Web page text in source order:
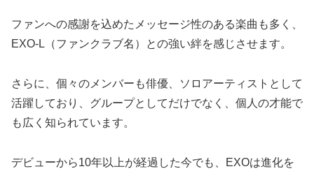
ファンへの感謝を込めたメッセージ性のある楽曲も多く、
EXO-L（ファンクラブ名）との強い絆を感じさせます。
さらに、個々のメンバーも俳優、ソロアーティストとして
活躍しており、グループとしてだけでなく、個人の才能で
も広く知られています。
デビューから10年以上が経過した今でも、EXOは進化を